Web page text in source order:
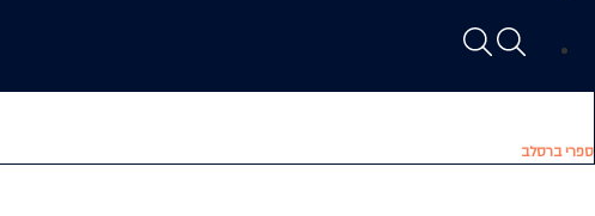
ספרי ברסלב